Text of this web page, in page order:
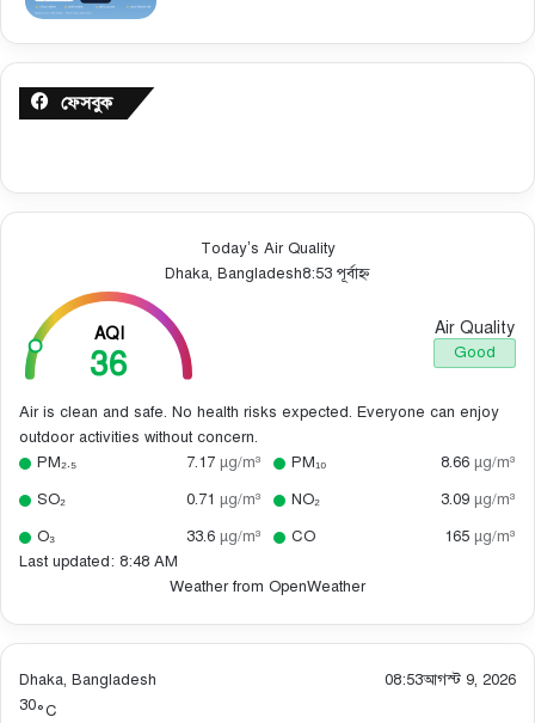
ফেসবুক
Today’s Air Quality
Dhaka, Bangladesh8:53 পূর্বাহ্ন
AQI
36
Air Quality
Good
Air is clean and safe. No health risks expected. Everyone can enjoy
outdoor activities without concern.
PM₂.₅
7.17 µg/m³ PM₁₀ 8.66 µg/m³
SO₂
0.71 µg/m³ NO₂ 3.09 µg/m³
O₃
33.6 µg/m³ CO 165 µg/m³
Last updated: 8:48 AM
Weather from OpenWeather
Dhaka, Bangladesh 08:53আগস্ট 9, 2026
30°C